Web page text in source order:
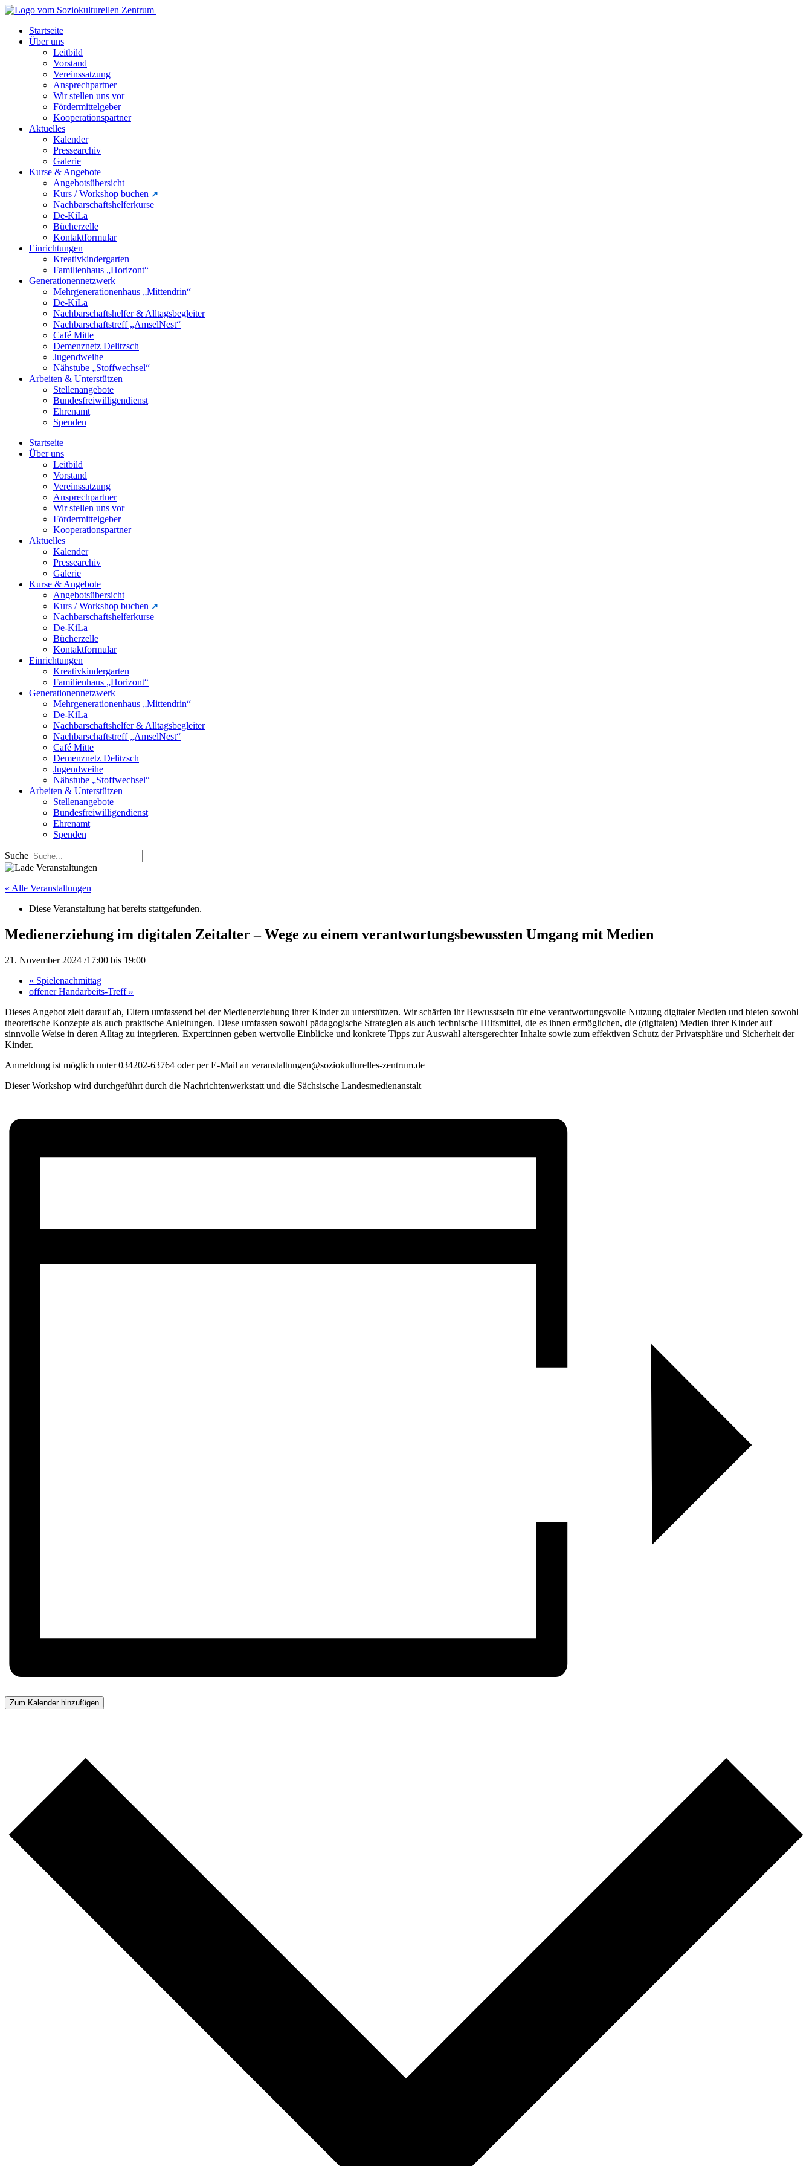
Startseite
Über uns
Leitbild
Vorstand
Vereinssatzung
Ansprechpartner
Wir stellen uns vor
Fördermittelgeber
Kooperationspartner
Aktuelles
Kalender
Pressearchiv
Galerie
Kurse & Angebote
Angebotsübersicht
Kurs / Workshop buchen
Nachbarschaftshelferkurse
De-KiLa
Bücherzelle
Kontaktformular
Einrichtungen
Kreativkindergarten
Familienhaus „Horizont“
Generationennetzwerk
Mehrgenerationenhaus „Mittendrin“
De-KiLa
Nachbarschaftshelfer & Alltagsbegleiter
Nachbarschaftstreff „AmselNest“
Café Mitte
Demenznetz Delitzsch
Jugendweihe
Nähstube „Stoffwechsel“
Arbeiten & Unterstützen
Stellenangebote
Bundesfreiwilligendienst
Ehrenamt
Spenden
Startseite
Über uns
Leitbild
Vorstand
Vereinssatzung
Ansprechpartner
Wir stellen uns vor
Fördermittelgeber
Kooperationspartner
Aktuelles
Kalender
Pressearchiv
Galerie
Kurse & Angebote
Angebotsübersicht
Kurs / Workshop buchen
Nachbarschaftshelferkurse
De-KiLa
Bücherzelle
Kontaktformular
Einrichtungen
Kreativkindergarten
Familienhaus „Horizont“
Generationennetzwerk
Mehrgenerationenhaus „Mittendrin“
De-KiLa
Nachbarschaftshelfer & Alltagsbegleiter
Nachbarschaftstreff „AmselNest“
Café Mitte
Demenznetz Delitzsch
Jugendweihe
Nähstube „Stoffwechsel“
Arbeiten & Unterstützen
Stellenangebote
Bundesfreiwilligendienst
Ehrenamt
Spenden
Suche
« Alle Veranstaltungen
Diese Veranstaltung hat bereits stattgefunden.
Medienerziehung im digitalen Zeitalter – Wege zu einem verantwortungsbewussten Umgang mit Medien
21. November 2024 /17:00 bis 19:00
« Spielenachmittag
offener Handarbeits-Treff »
Dieses Angebot zielt darauf ab, Eltern umfassend bei der Medienerziehung ihrer Kinder zu unterstützen. Wir schärfen ihr Bewusstsein für eine verantwortungsvolle Nutzung digitaler Medien und bieten sowohl
theoretische Konzepte als auch praktische Anleitungen. Diese umfassen sowohl pädagogische Strategien als auch technische Hilfsmittel, die es ihnen ermöglichen, die (digitalen) Medien ihrer Kinder auf
sinnvolle Weise in deren Alltag zu integrieren. Expert:innen geben wertvolle Einblicke und konkrete Tipps zur Auswahl altersgerechter Inhalte sowie zum effektiven Schutz der Privatsphäre und Sicherheit der
Kinder.
Anmeldung ist möglich unter 034202-63764 oder per E-Mail an veranstaltungen@soziokulturelles-zentrum.de
Dieser Workshop wird durchgeführt durch die Nachrichtenwerkstatt und die Sächsische Landesmedienanstalt
Zum Kalender hinzufügen